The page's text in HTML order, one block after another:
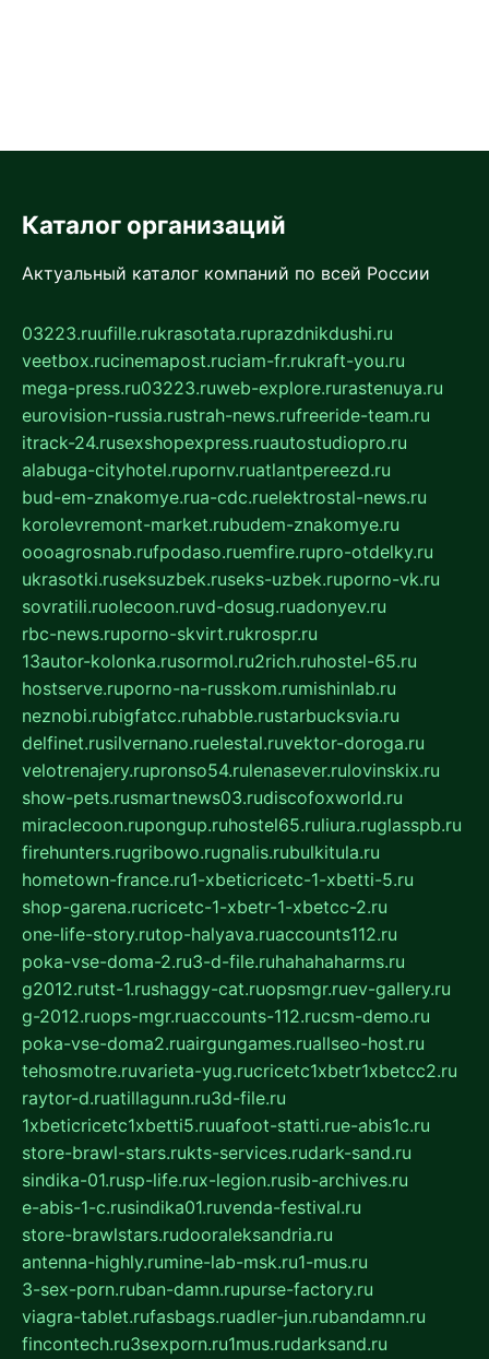
Каталог организаций
Актуальный каталог компаний по всей России
03223.ruufille.rukrasotata.ruprazdnikdushi.ru
veetbox.rucinemapost.ruciam-fr.rukraft-you.ru
mega-press.ru03223.ruweb-explore.rurastenuya.ru
eurovision-russia.rustrah-news.rufreeride-team.ru
itrack-24.rusexshopexpress.ruautostudiopro.ru
alabuga-cityhotel.rupornv.ruatlantpereezd.ru
bud-em-znakomye.rua-cdc.ruelektrostal-news.ru
korolevremont-market.rubudem-znakomye.ru
oooagrosnab.rufpodaso.ruemfire.rupro-otdelky.ru
ukrasotki.ruseksuzbek.ruseks-uzbek.ruporno-vk.ru
sovratili.ruolecoon.ruvd-dosug.ruadonyev.ru
rbc-news.ruporno-skvirt.rukrospr.ru
13autor-kolonka.rusormol.ru2rich.ruhostel-65.ru
hostserve.ruporno-na-russkom.rumishinlab.ru
neznobi.rubigfatcc.ruhabble.rustarbucksvia.ru
delfinet.rusilvernano.ruelestal.ruvektor-doroga.ru
velotrenajery.rupronso54.rulenasever.rulovinskix.ru
show-pets.rusmartnews03.rudiscofoxworld.ru
miraclecoon.rupongup.ruhostel65.ruliura.ruglasspb.ru
firehunters.rugribowo.rugnalis.rubulkitula.ru
hometown-france.ru1-xbeticricetc-1-xbetti-5.ru
shop-garena.rucricetc-1-xbetr-1-xbetcc-2.ru
one-life-story.rutop-halyava.ruaccounts112.ru
poka-vse-doma-2.ru3-d-file.ruhahahaharms.ru
g2012.rutst-1.rushaggy-cat.ruopsmgr.ruev-gallery.ru
g-2012.ruops-mgr.ruaccounts-112.rucsm-demo.ru
poka-vse-doma2.ruairgungames.ruallseo-host.ru
tehosmotre.ruvarieta-yug.rucricetc1xbetr1xbetcc2.ru
raytor-d.ruatillagunn.ru3d-file.ru
1xbeticricetc1xbetti5.ruuafoot-statti.rue-abis1c.ru
store-brawl-stars.rukts-services.rudark-sand.ru
sindika-01.rusp-life.rux-legion.rusib-archives.ru
e-abis-1-c.rusindika01.ruvenda-festival.ru
store-brawlstars.rudooraleksandria.ru
antenna-highly.rumine-lab-msk.ru1-mus.ru
3-sex-porn.ruban-damn.rupurse-factory.ru
viagra-tablet.rufasbags.ruadler-jun.rubandamn.ru
fincontech.ru3sexporn.ru1mus.rudarksand.ru